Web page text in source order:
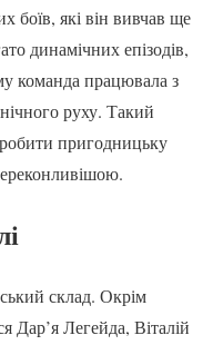
боїв, які він вивчав ще
динамічних епізодів,
команда працювала з
руху. Такий
пригодницьку
склад. Окрім
Дар’я Легейда, Віталій